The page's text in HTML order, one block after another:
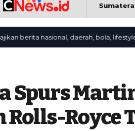
Sumatera
nasional, daerah, bola, lifestyle, dan
Spurs
Rolls-Royce